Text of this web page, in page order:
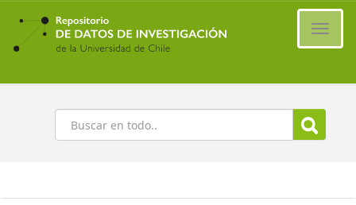
Ir
contenido
principal
Buscar